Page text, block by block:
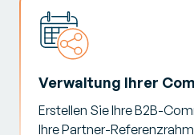
Verwaltung Ihrer
Erstellen Sie Ihre B2B-
Ihre Partner-